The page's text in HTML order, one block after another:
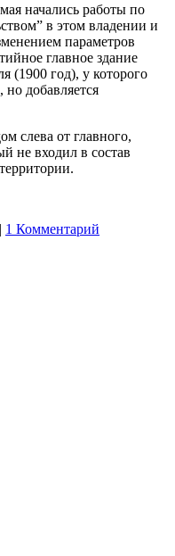
начались работы по
в этом владении и
параметров
главное здание
(1900 год), у которого
но добавляется
слева от главного,
не входил в состав
| 1 Комментарий